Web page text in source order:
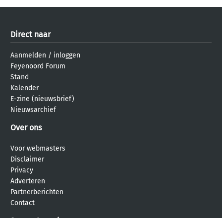
Direct naar
Aanmelden / inloggen
Feyenoord Forum
Stand
Kalender
E-zine (nieuwsbrief)
Nieuwsarchief
Over ons
Voor webmasters
Disclaimer
Privacy
Adverteren
Partnerberichten
Contact